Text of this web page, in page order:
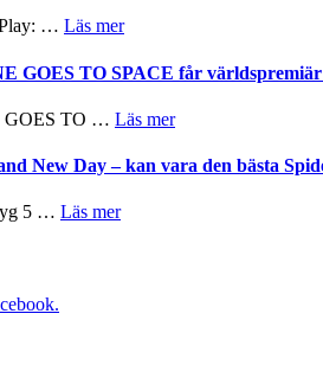
spännande
en
Chan
storform
med
kan
Mauri?
Play: … Läs merom
av
tv-
serie:
Svärtan
välgjort
GOES TO SPACE får
GOES TO … Läs merom
Vegas
New Day – kan vara den bästa
5 … Läs merom